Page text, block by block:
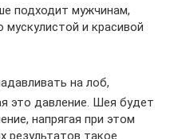
подходит мужчинам,
и красивой
на лоб,
это давление. Шея будет
напрягая при этом
такое